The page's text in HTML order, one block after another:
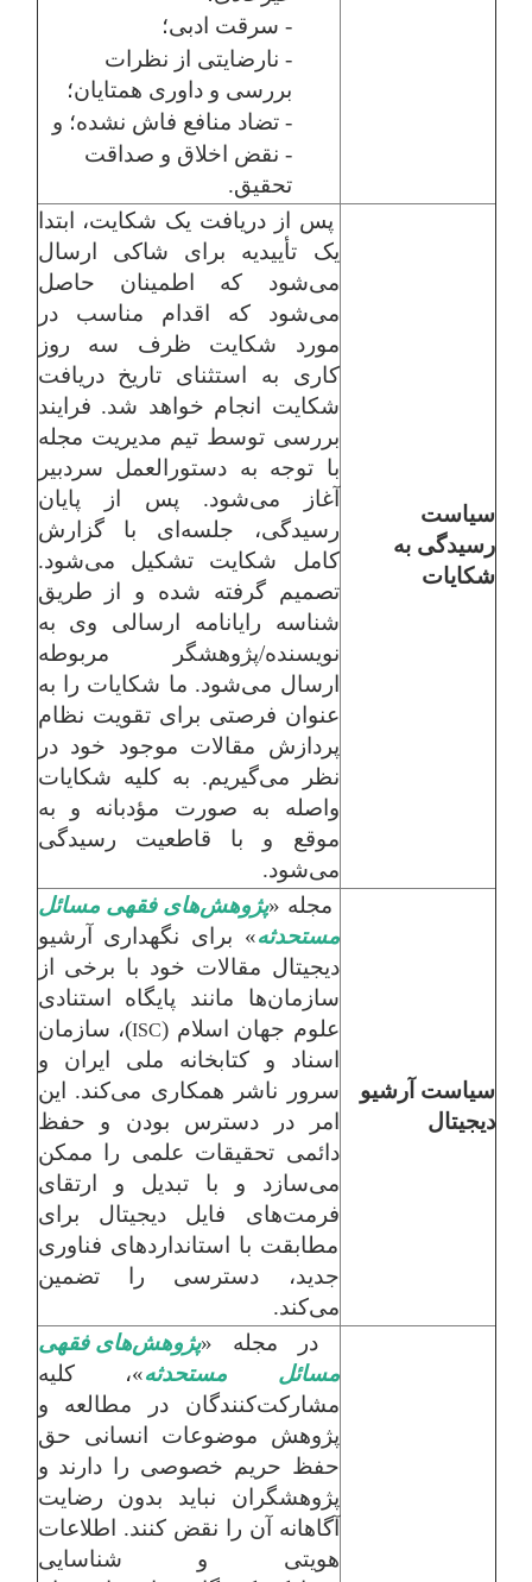
- سرقت ادبی؛
- نارضایتی از نظرات
بررسی و داوری همتایان؛
- تضاد منافع فاش نشده؛ و
- نقض اخلاق و صداقت
تحقیق.
سیاست
رسیدگی به
شکایات
پس از دریافت یک شکایت، ابتدا
یک تأییدیه برای شاکی ارسال
می‌شود که اطمینان حاصل
می‌شود که اقدام مناسب در
مورد شکایت ظرف سه روز
کاری به استثنای تاریخ دریافت
شکایت انجام خواهد شد. فرایند
بررسی توسط تیم مدیریت مجله
با توجه به دستورالعمل سردبیر
آغاز می‌شود. پس از پایان
رسیدگی، جلسه‌ای با گزارش
کامل شکایت تشکیل می‌شود.
تصمیم گرفته شده و از طریق
شناسه رایانامه ارسالی وی به
نویسنده/پژوهشگر مربوطه
ارسال می‌شود. ما شکایات را به
عنوان فرصتی برای تقویت نظام
پردازش مقالات موجود خود در
نظر می‌گیریم. به کلیه شکایات
واصله به صورت مؤدبانه و به
موقع و با قاطعیت رسیدگی
می‌شود.
سیاست آرشیو
دیجیتال
مجله «پژوهش‌های فقهی مسائل
مستحدثه» برای نگهداری آرشیو
دیجیتال مقالات خود با برخی از
سازمان‌ها مانند پایگاه استنادی
علوم جهان اسلام (ISC)، سازمان
اسناد و کتابخانه ملی ایران و
سرور ناشر همکاری می‌کند. این
امر در دسترس بودن و حفظ
دائمی تحقیقات علمی را ممکن
می‌سازد و با تبدیل و ارتقای
فرمت‌های فایل دیجیتال برای
مطابقت با استانداردهای فناوری
جدید، دسترسی را تضمین
می‌کند.
در مجله «پژوهش‌های فقهی
مسائل مستحدثه»، کلیه
مشارکت‌کنندگان در مطالعه و
پژوهش موضوعات انسانی حق
حفظ حریم خصوصی را دارند و
پژوهشگران نباید بدون رضایت
آگاهانه آن را نقض کنند. اطلاعات
هویتی و شناسایی